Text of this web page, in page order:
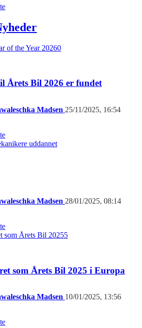
0
Årets Bil 2026 er fundet
Madsen 25/11/2025, 16:54
Madsen 28/01/2025, 08:14
5
som Årets Bil 2025 i Europa
Madsen 10/01/2025, 13:56